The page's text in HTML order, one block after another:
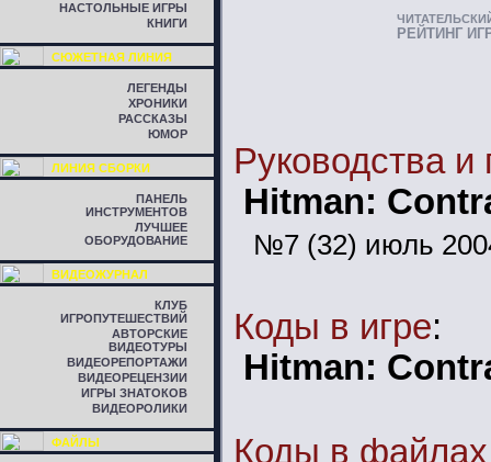
НАСТОЛЬНЫЕ ИГРЫ
КНИГИ
СЮЖЕТНАЯ ЛИНИЯ
ЛЕГЕНДЫ
ХРОНИКИ
РАССКАЗЫ
ЮМОР
ЛИНИЯ СБОРКИ
ПАНЕЛЬ
ИНСТРУМЕНТОВ
ЛУЧШЕЕ
ОБОРУДОВАНИЕ
ВИДЕОЖУРНАЛ
КЛУБ
ИГРОПУТЕШЕСТВИЙ
АВТОРСКИЕ
ВИДЕОТУРЫ
ВИДЕОРЕПОРТАЖИ
ВИДЕОРЕЦЕНЗИИ
ИГРЫ ЗНАТОКОВ
ВИДЕОРОЛИКИ
ФАЙЛЫ
РЕЙТИНГ
Руководства
Hitman:
№7 (32) июль
Коды в игре:
Hitman:
Коды в файлах